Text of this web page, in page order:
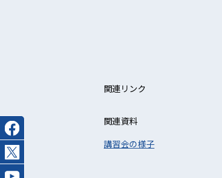
関連リンク
関連資料
講習会の様子